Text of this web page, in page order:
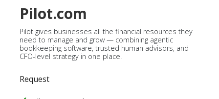
Pilot.com
Pilot gives businesses all the financial resources they
need to manage and grow — combining agentic
bookkeeping software, trusted human advisors, and
CFO-level strategy in one place.
Request